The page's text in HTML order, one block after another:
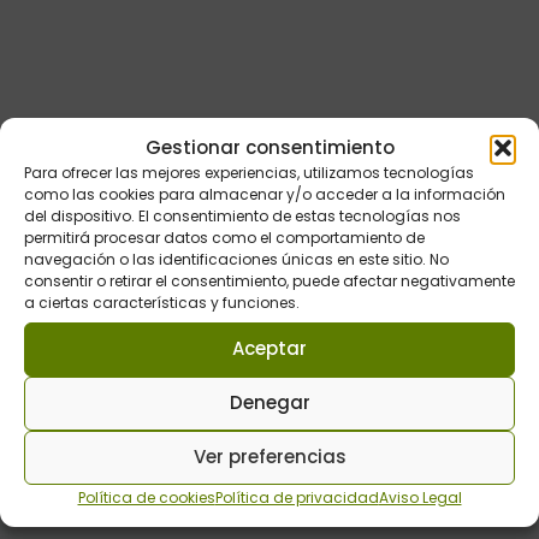
Gestionar consentimiento
Para ofrecer las mejores experiencias, utilizamos tecnologías
como las cookies para almacenar y/o acceder a la información
del dispositivo. El consentimiento de estas tecnologías nos
permitirá procesar datos como el comportamiento de
navegación o las identificaciones únicas en este sitio. No
consentir o retirar el consentimiento, puede afectar negativamente
a ciertas características y funciones.
Aceptar
Denegar
Ver preferencias
Política de cookiesPolítica de privacidadAviso Legal
Enlaces de interés
Consejería de Agricultura, Ganadería, Mundo Rural y Medio
Ambiente
Ministerio de Agricultura, Pesca y Alimentación
Red Española de Desarrollo Rural
Perfil del contratante